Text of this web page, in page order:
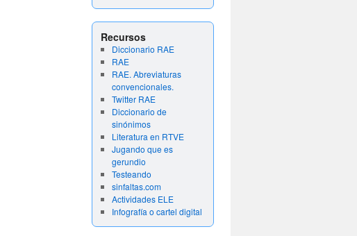
Recursos
Diccionario RAE
RAE
RAE. Abreviaturas
convencionales.
Twitter RAE
Diccionario de
sinónimos
Literatura en RTVE
Jugando que es
gerundio
Testeando
sinfaltas.com
Actividades ELE
Infografía o cartel digital